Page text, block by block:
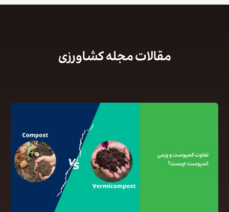
مقالات مجله کشاورزی